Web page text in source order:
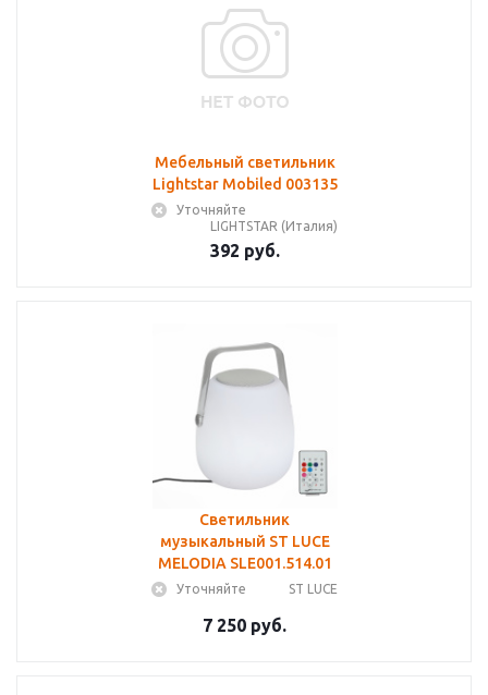
Мебельный светильник
Lightstar Mobiled 003135
Уточняйте
LIGHTSTAR (Италия)
392 руб.
Светильник
музыкальный ST LUCE
MELODIA SLE001.514.01
Уточняйте ST LUCE
7 250 руб.